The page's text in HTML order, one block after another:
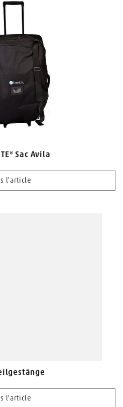
Sac Avila
l'article
l'article